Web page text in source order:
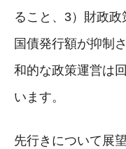
ること、3）財政
国債発行額が抑制
和的な政策運営は
います。
先行きについて展